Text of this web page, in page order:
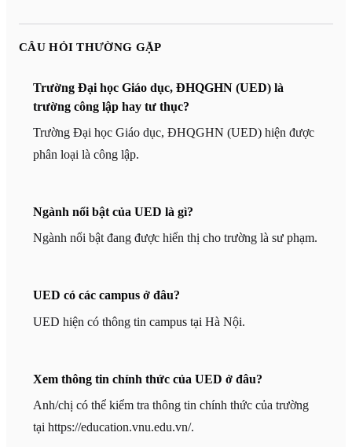
CÂU HỎI THƯỜNG GẶP
Trường Đại học Giáo dục, ĐHQGHN (UED) là
trường công lập hay tư thục?
Trường Đại học Giáo dục, ĐHQGHN (UED) hiện được
phân loại là công lập.
Ngành nổi bật của UED là gì?
Ngành nổi bật đang được hiển thị cho trường là sư phạm.
UED có các campus ở đâu?
UED hiện có thông tin campus tại Hà Nội.
Xem thông tin chính thức của UED ở đâu?
Anh/chị có thể kiểm tra thông tin chính thức của trường
tại https://education.vnu.edu.vn/.